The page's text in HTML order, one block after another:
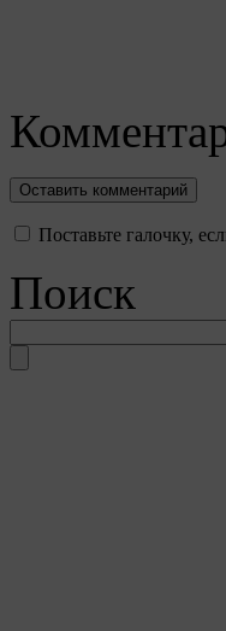
Поставьте галочку,
Поиск